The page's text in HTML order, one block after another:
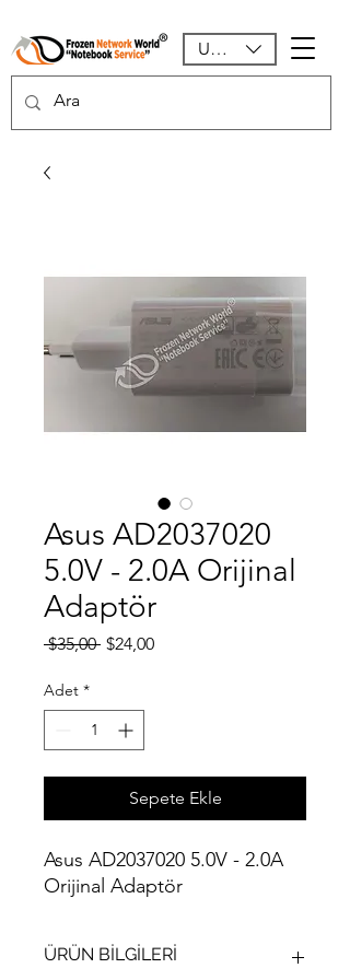
USD ($)
Asus AD2037020
5.0V - 2.0A Orijinal
Adaptör
$35,00 Normal
$24,00İndirimli
Adet *
Sepete Ekle
Asus AD2037020 5.0V - 2.0A
Orijinal Adaptör
ÜRÜN BİLGİLERİ